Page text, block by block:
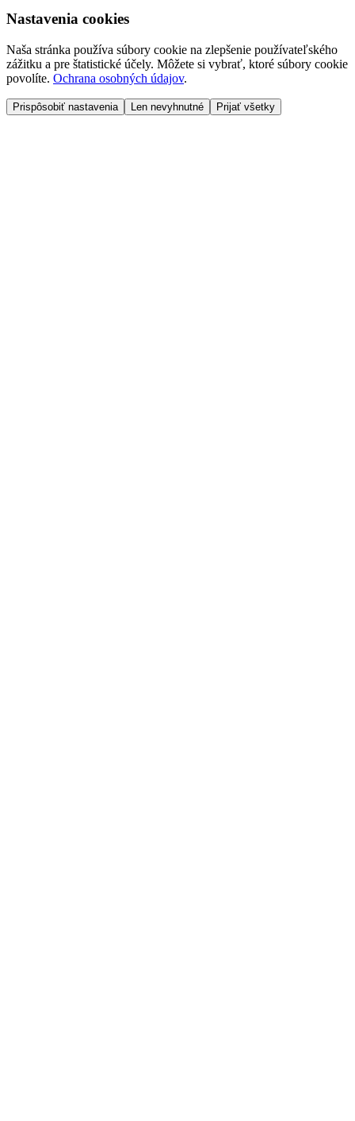
Nastavenia cookies
Naša stránka používa súbory cookie na zlepšenie používateľského
zážitku a pre štatistické účely. Môžete si vybrať, ktoré súbory cookie
povolíte. Ochrana osobných údajov.
Prispôsobiť nastavenia Len nevyhnutné Prijať všetky